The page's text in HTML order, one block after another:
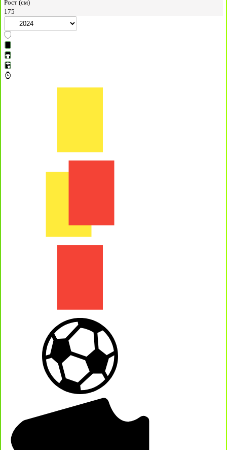
Рост (см)
175